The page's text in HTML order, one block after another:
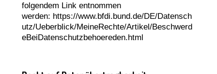
folgendem Link entnommen
werden: https://www.bfdi.bund.de/DE/Datensch
utz/Ueberblick/MeineRechte/Artikel/Beschwerd
eBeiDatenschutzbehoereden.html